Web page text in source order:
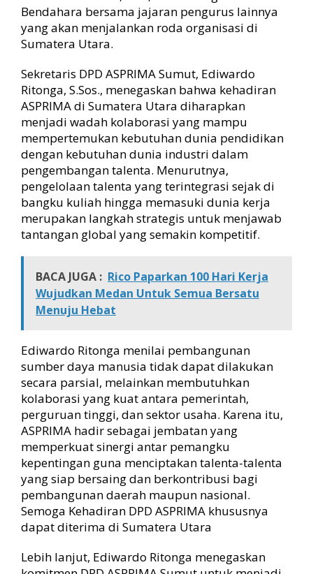
Bendahara bersama jajaran pengurus lainnya
yang akan menjalankan roda organisasi di
Sumatera Utara.
Sekretaris DPD ASPRIMA Sumut, Ediwardo
Ritonga, S.Sos., menegaskan bahwa kehadiran
ASPRIMA di Sumatera Utara diharapkan
menjadi wadah kolaborasi yang mampu
mempertemukan kebutuhan dunia pendidikan
dengan kebutuhan dunia industri dalam
pengembangan talenta. Menurutnya,
pengelolaan talenta yang terintegrasi sejak di
bangku kuliah hingga memasuki dunia kerja
merupakan langkah strategis untuk menjawab
tantangan global yang semakin kompetitif.
BACA JUGA : Rico Paparkan 100 Hari Kerja
Wujudkan Medan Untuk Semua Bersatu
Menuju Hebat
Ediwardo Ritonga menilai pembangunan
sumber daya manusia tidak dapat dilakukan
secara parsial, melainkan membutuhkan
kolaborasi yang kuat antara pemerintah,
perguruan tinggi, dan sektor usaha. Karena itu,
ASPRIMA hadir sebagai jembatan yang
memperkuat sinergi antar pemangku
kepentingan guna menciptakan talenta-talenta
yang siap bersaing dan berkontribusi bagi
pembangunan daerah maupun nasional.
Semoga Kehadiran DPD ASPRIMA khususnya
dapat diterima di Sumatera Utara
Lebih lanjut, Ediwardo Ritonga menegaskan